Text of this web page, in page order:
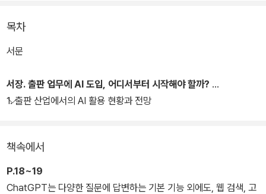
전 세계의 최신 소식을 요약한 뉴스레터를 체계적으로 관리해 유익한
원고 내용을 보강하고 도표를 추가하고 내용을 재배치하는 법, 문장
에서 오류를 찾아내고 교정 작업에 생산성을 높이는 법, 도서 기본 정
분석해 그래프로 만들고 가치 있는 자료로 활용하는 법 등을 친절하
게 설명해준다.
목차
서문
서장. 출판 업무에 AI 도입, 어디서부터 시작해야 할까?
1. 출판 산업에서의 AI 활용 현황과 전망
책속에서
P.18~19
ChatGPT는 다양한 질문에 답변하는 기본 기능 외에도, 웹 검색, 고